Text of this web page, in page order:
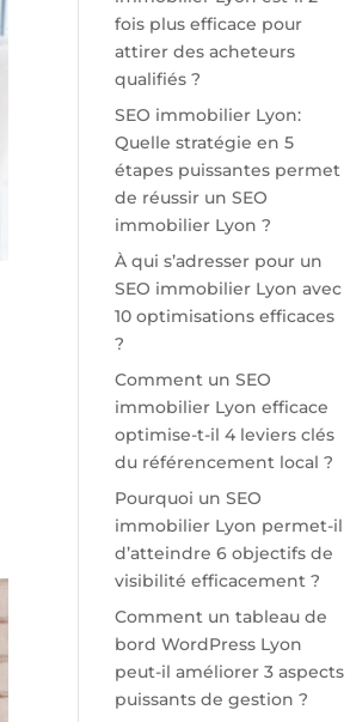
fois plus efficace pour
attirer des acheteurs
qualifiés ?
SEO immobilier Lyon:
Quelle stratégie en 5
étapes puissantes permet
de réussir un SEO
immobilier Lyon ?
À qui s’adresser pour un
SEO immobilier Lyon avec
10 optimisations efficaces
?
Comment un SEO
immobilier Lyon efficace
optimise-t-il 4 leviers clés
du référencement local ?
Pourquoi un SEO
immobilier Lyon permet-il
d’atteindre 6 objectifs de
visibilité efficacement ?
Comment un tableau de
bord WordPress Lyon
peut-il améliorer 3 aspects
puissants de gestion ?